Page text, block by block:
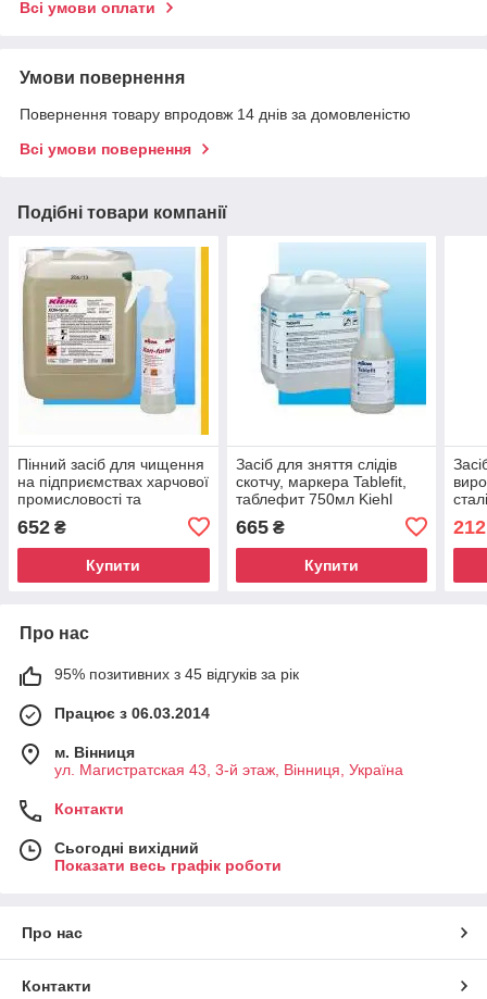
Всі умови оплати
Умови повернення
Повернення товару впродовж 14 днів за домовленістю
Всі умови повернення
Подібні товари компанії
Пінний засіб для чищення
на підприємствах харчової
промисловості та
громадського харчування
Xon-forte, 750 мл Kiehl
652 ₴
Купити
Засіб для зняття слідів
скотчу, маркера Tablefit,
таблефит 750мл Kiehl
665₴
Купити
Kiehl
212
Про нас
95% позитивних з 45 відгуків за рік
Працює з 06.03.2014
м. Вінниця
ул. Магистратская 43, 3-й этаж, Вінниця, Україна
Контакти
Сьогодні вихідний
Показати весь графік роботи
Про нас
Контакти